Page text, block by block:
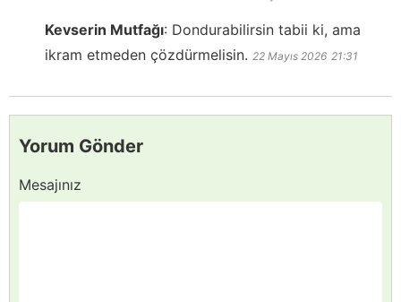
Kevserin Mutfağı: Dondurabilirsin tabii ki, ama
ikram etmeden çözdürmelisin. 22 Mayıs 2026 21:31
Yorum Gönder
Mesajınız